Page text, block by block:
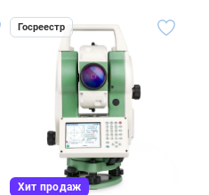
Госреестр
Хит продаж